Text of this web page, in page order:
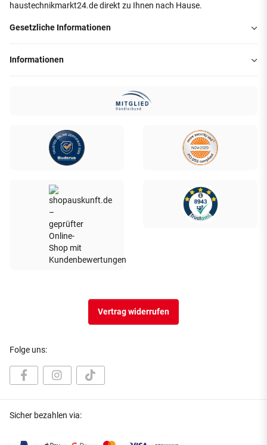
haustechnikmarkt24.de direkt zu Ihnen nach Hause.
Gesetzliche Informationen
Informationen
Vertrag widerrufen
Folge uns:
Sicher bezahlen via: